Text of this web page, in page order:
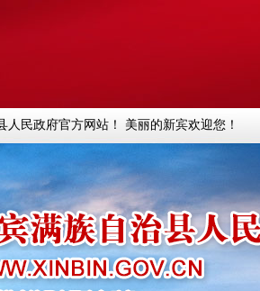
人民政府官方网站！ 美丽的新宾欢迎您！